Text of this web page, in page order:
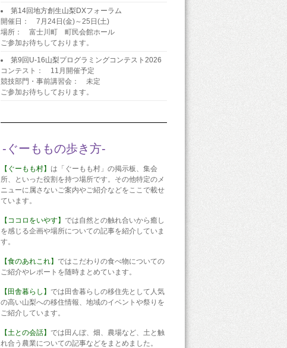
第14回地方創生山梨DXフォーラム
開催日： 7月24日(金)～25日(土)
場所： 富士川町 町民会館ホール
ご参加お待ちしております。
第9回U-16山梨プログラミングコンテスト2026
コンテスト： 11月開催予定
競技部門・事前講習会： 未定
ご参加お待ちしております。
-ぐーももの歩き方-
【ぐーもも村】 は「ぐーもも村」の掲示板、集会
所、といった役割を持つ場所です。その他特定のメ
ニューに属さないご案内やご紹介などをここで載せ
ています。
【ココロをいやす】 では自然との触れ合いから癒し
を感じる企画や場所についての記事を紹介していま
す。
【食のあれこれ】 ではこだわりの食べ物についての
ご紹介やレポートを随時まとめています。
【田舎暮らし】 では田舎暮らしの移住先として人気
の高い山梨への移住情報、地域のイベントや祭りを
ご紹介しています。
【土との会話】 では田んぼ、畑、農場など、土と触
れ合う農業についての記事などをまとめました。